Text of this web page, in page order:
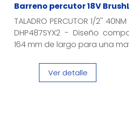
Barreno percutor 18V
TALADRO PERCUTOR 1/2'' 40NM
DHP487SYX2 - Diseño
164 mm de largo para una
Ver detalle